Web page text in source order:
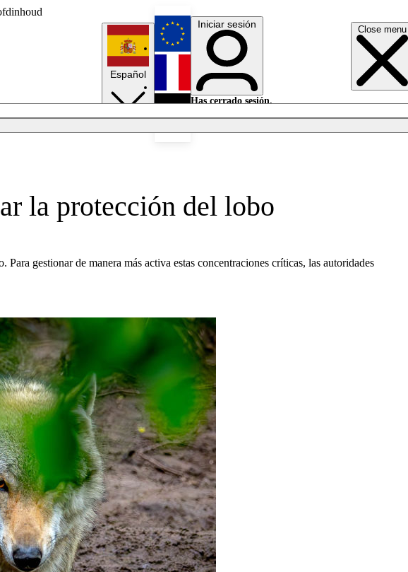
Close menu
Español
English
Français
Iniciar sesión
Has cerrado sesión.
la protección del lobo
gestionar de manera más activa estas concentraciones críticas, las autoridades